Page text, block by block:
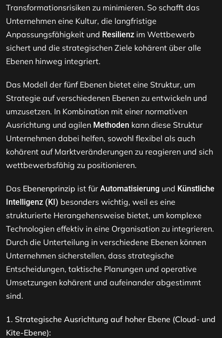
Transformationsrisiken zu minimieren. So schafft das
Unternehmen eine Kultur, die langfristige
Anpassungsfähigkeit und Resilienz im Wettbewerb
sichert und die strategischen Ziele kohärent über alle
Ebenen hinweg integriert.
Das Modell der fünf Ebenen bietet eine Struktur, um
Strategie auf verschiedenen Ebenen zu entwickeln und
umzusetzen. In Kombination mit einer normativen
Ausrichtung und agilen Methoden kann diese Struktur
Unternehmen dabei helfen, sowohl flexibel als auch
kohärent auf Marktveränderungen zu reagieren und sich
wettbewerbsfähig zu positionieren.
Das Ebenenprinzip ist für Automatisierung und Künstliche
Intelligenz (KI) besonders wichtig, weil es eine
strukturierte Herangehensweise bietet, um komplexe
Technologien effektiv in eine Organisation zu integrieren.
Durch die Unterteilung in verschiedene Ebenen können
Unternehmen sicherstellen, dass strategische
Entscheidungen, taktische Planungen und operative
Umsetzungen kohärent und aufeinander abgestimmt
sind.
1. Strategische Ausrichtung auf hoher Ebene (Cloud- und
Kite-Ebene):